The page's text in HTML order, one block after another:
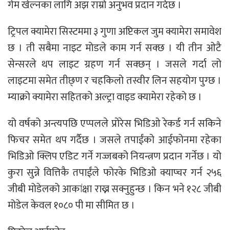
गेम खेल्नका लागि अझ राम्रो अनुभव प्रदान गर्दछ ।
ट्रिपल क्यामेरा सिस्टममा ३ गुणा अप्टिकल जुम क्यामेरा समावेश
छ । ती सबैमा नाइट मोडले काम गर्न सक्छ । यी तीन ओटै
सेन्सरले थप लाइट ग्रहण गर्न सक्छन् । जसले गर्दा लो
लाइटमा समेत तीछ्ण र चहकिलो तस्वीर लिन सहयोग पुग्छ ।
म्याक्रो क्यामेरा सहितको अल्ट्रा वाइड क्यामेरा रहेको छ ।
यो वर्षको अन्त्यपछि एप्पलले प्रोरेस भिडिओ रेकर्ड गर्न सकिने
फिचर समेत थप गर्दैछ । जसले तपाईंको आईफोनमा रहेका
भिडिओ क्लिप एडिट गर्ने गज्जबको नियन्त्रण प्रदान गर्नेछ । यो
कुरा सुन्ने वित्तिकै तपाईंले फोरके भिडिओ क्याप्चर गर्न २५६
जीबी मोडेलको आकांक्षा राख्न सक्नुहुन्छ । किन भने १२८ जीबी
मोडेल केवल १०८० पी मा सीमित छ ।